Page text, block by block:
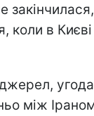
коли в
між